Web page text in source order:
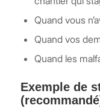
Quand vous
Quand vos
Quand les
Exemple de